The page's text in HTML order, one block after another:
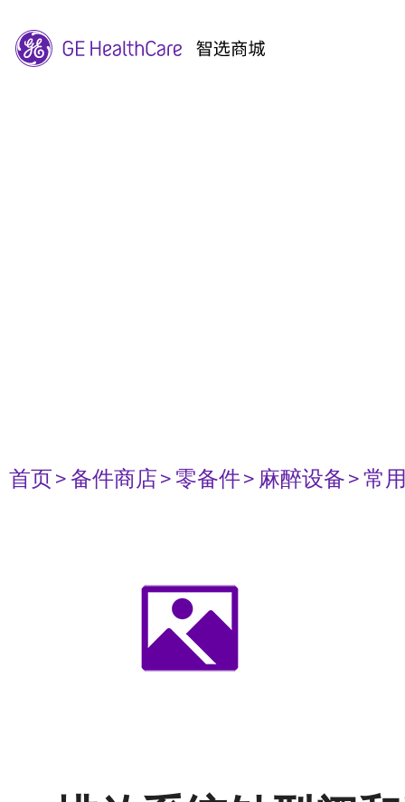
首页> 备件商店> 零备件> 麻醉设备> 常